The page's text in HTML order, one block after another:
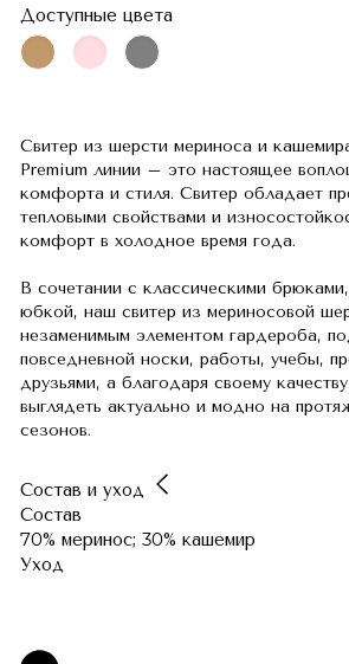
Доступные цвета
Свитер из шерсти мериноса и
Premium линии – это настоящее
комфорта и стиля. Свитер обладает
тепловыми свойствами и
комфорт в холодное время года.
В сочетании с классическими
юбкой, наш свитер из мериносовой
незаменимым элементом гардероба,
повседневной носки, работы, учебы,
друзьями, а благодаря своему
выглядеть актуально и модно на
сезонов.
Состав и уход
Состав
70% меринос; 30% кашемир
Уход